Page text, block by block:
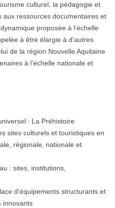
culturel, la pédagogie et
aux ressources documentaires et
proposée à l’échelle
à être élargie à d’autres
de la région Nouvelle Aquitaine
à l’échelle nationale et
: La Préhistoire
sites culturels et touristiques en
régionale, nationale et
: sites, institutions,
d'équipements structurants et
innovants